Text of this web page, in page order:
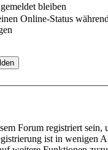
bleiben
Online-Status
Forum registriert sein,
ist in wenigen